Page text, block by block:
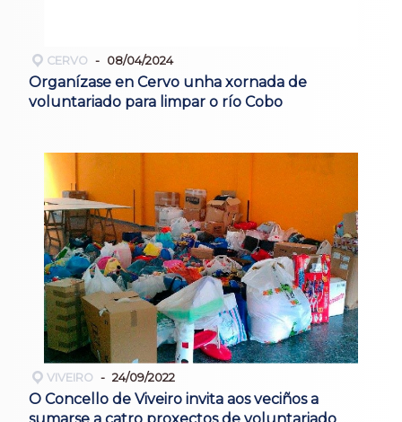
CERVO 08/04/2024
Organízase en Cervo unha xornada de
voluntariado para limpar o río Cobo
VIVEIRO 24/09/2022
O Concello de Viveiro invita aos veciños a